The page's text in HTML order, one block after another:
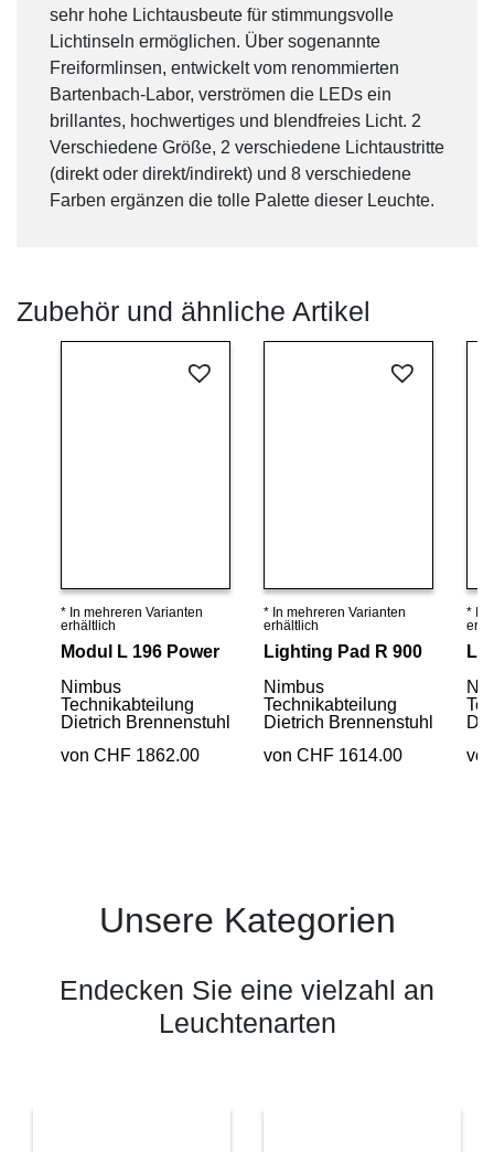
sehr hohe Lichtausbeute für stimmungsvolle
Lichtinseln ermöglichen. Über sogenannte
Freiformlinsen, entwickelt vom renommierten
Bartenbach-Labor, verströmen die LEDs ein
brillantes, hochwertiges und blendfreies Licht. 2
Verschiedene Größe, 2 verschiedene Lichtaustritte
(direkt oder direkt/indirekt) und 8 verschiedene
Farben ergänzen die tolle Palette dieser Leuchte.
Zubehör und ähnliche Artikel
Details ansehen
* In mehreren Varianten
erhältlich
Modul L 196 Power
Nimbus
Technikabteilung
Dietrich Brennenstuhl
von CHF 1862.00
Details ansehen
* In mehreren Varianten
erhältlich
Lighting Pad R 900
Nimbus
Technikabteilung
Dietrich Brennenstuhl
von CHF 1614.00
* In
Unsere Kategorien
Endecken Sie eine vielzahl an
Leuchtenarten